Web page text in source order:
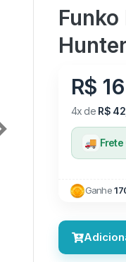
Next
R$
4x de R$
🚚 Frete
Ganhe